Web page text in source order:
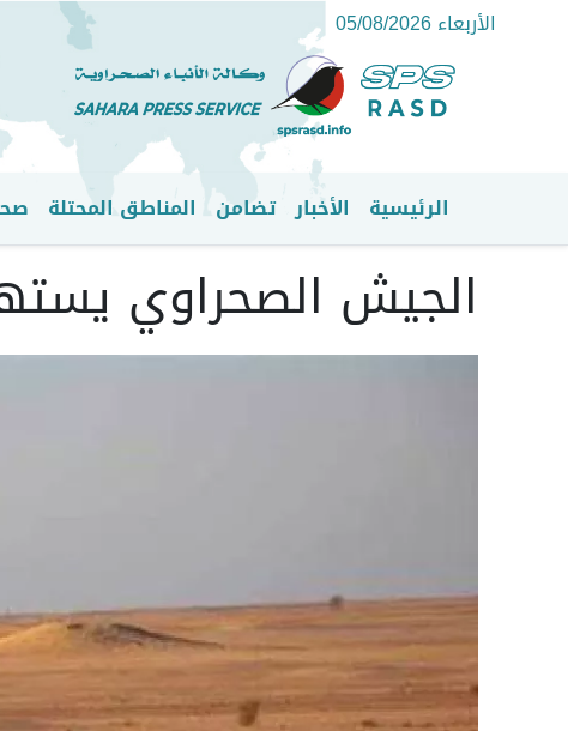
الأربعاء 05/08/2026
القائمة الرئيسية
الرئيسية الأخبار تضامن المناطق المحتلة
الجيش الصحراوي